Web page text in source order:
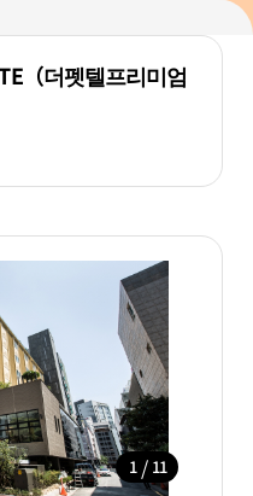
（더펫텔프리미엄
1 / 11